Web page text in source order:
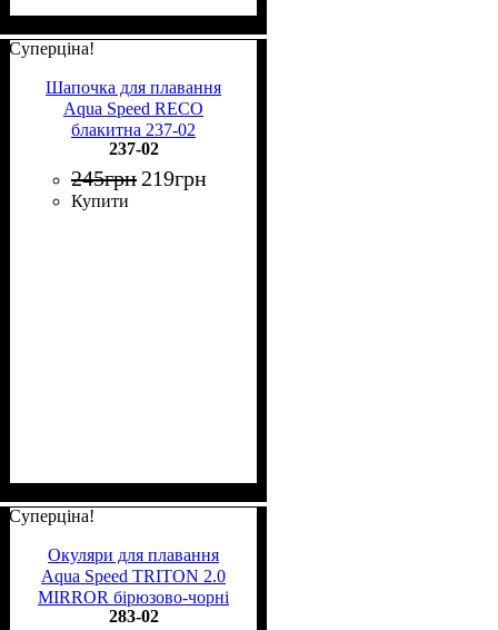
Суперціна!
Шапочка для плавання
Aqua Speed RECO
блакитна 237-02
237-02
245грн 219грн
Купити
Суперціна!
Окуляри для плавання
Aqua Speed TRITON 2.0
MIRROR бірюзово-чорні
283-02
283-02